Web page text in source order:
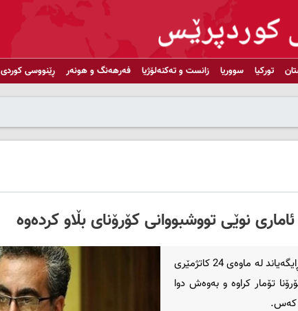
تورکیا سووریا زانست و تەکنەلۆژیا فەرهەنگ و هونەر ڕێنووسی کوردی
نوێی تووشبووانی کۆرۆنای بڵاو کردەوە
بەشی ئێران- وەزارەتی تەندروستیی ئێران ڕایگەیاند لە ماوەی 24 کاتژمێری
کۆرۆنا تۆمار کراوە و بەوەش دوا